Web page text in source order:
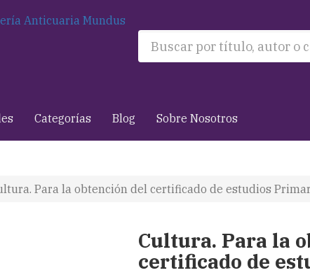
Categorías Blog Sobre Nosotros
Para la obtención del certificado de estudios
Cultura. Para la
certificado de